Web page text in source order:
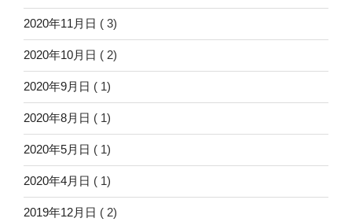
2020年11月日 ( 3)
2020年10月日 ( 2)
2020年9月日 ( 1)
2020年8月日 ( 1)
2020年5月日 ( 1)
2020年4月日 ( 1)
2019年12月日 ( 2)